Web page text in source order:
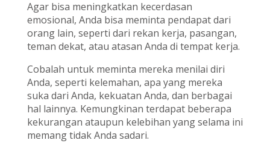
Agar bisa meningkatkan kecerdasan
emosional, Anda bisa meminta pendapat dari
orang lain, seperti dari rekan kerja, pasangan,
teman dekat, atau atasan Anda di tempat kerja.
Cobalah untuk meminta mereka menilai diri
Anda, seperti kelemahan, apa yang mereka
suka dari Anda, kekuatan Anda, dan berbagai
hal lainnya. Kemungkinan terdapat beberapa
kekurangan ataupun kelebihan yang selama ini
memang tidak Anda sadari.